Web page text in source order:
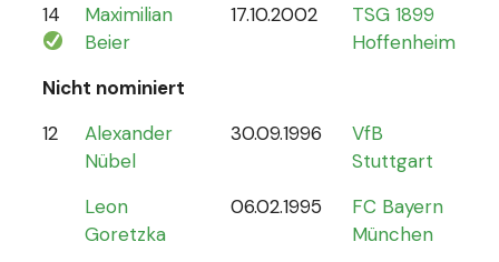
14
Maximilian
Beier
17.10.2002
TSG 1899
Hoffenheim
Nicht nominiert
12
Alexander
Nübel
30.09.1996
VfB
Stuttgart
Leon
Goretzka
06.02.1995
FC Bayern
München